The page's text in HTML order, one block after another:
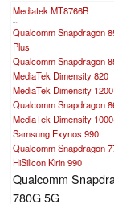
Mediatek MT8766B
Qualcomm Snapdragon
Plus
Qualcomm Snapdragon
MediaTek Dimensity 820
MediaTek Dimensity 1200
Qualcomm Snapdragon
MediaTek Dimensity
Samsung Exynos 990
Qualcomm Snapdragon
HiSilicon Kirin 990
Qualcomm
780G 5G